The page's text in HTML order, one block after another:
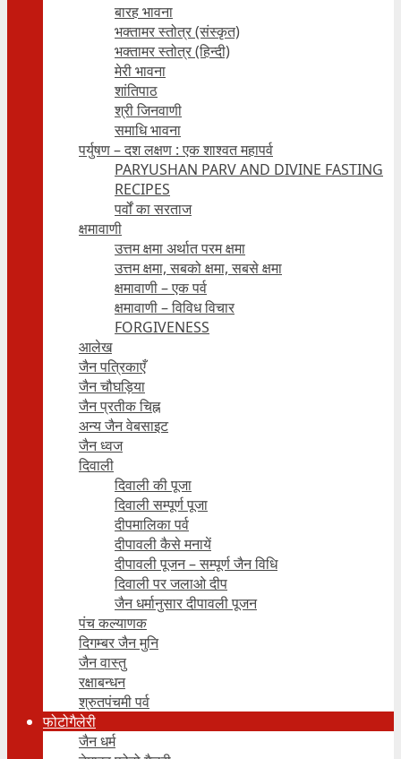
बारह भावना
भक्तामर स्तोत्र (संस्कृत)
भक्तामर स्तोत्र (हिन्दी)
मेरी भावना
शांतिपाठ
श्री जिनवाणी
समाधि भावना
पर्युषण – दश लक्षण : एक शाश्वत महापर्व
PARYUSHAN PARV AND DIVINE FASTING
RECIPES
पर्वों का सरताज
क्षमावाणी
उत्तम क्षमा अर्थात परम क्षमा
उत्तम क्षमा, सबको क्षमा, सबसे क्षमा
क्षमावाणी – एक पर्व
क्षमावाणी – विविध विचार
FORGIVENESS
आलेख
जैन पत्रिकाएँ
जैन चौघड़िया
जैन प्रतीक चिह्न
अन्य जैन वेबसाइट
जैन ध्वज
दिवाली
दिवाली की पूजा
दिवाली सम्पूर्ण पूजा
दीपमालिका पर्व
दीपावली कैसे मनायें
दीपावली पूजन – सम्पूर्ण जैन विधि
दिवाली पर जलाओ दीप
जैन धर्मानुसार दीपावली पूजन
पंच कल्याणक
दिगम्बर जैन मुनि
जैन वास्तु
रक्षाबन्धन
श्रुतपंचमी पर्व
फोटोगैलेरी
जैन धर्म